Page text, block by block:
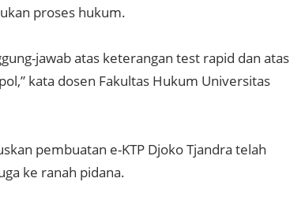
proses hukum.
jawab atas keterangan test rapid dan atas
kata dosen Fakultas Hukum Universitas
pembuatan e-KTP Djoko Tjandra telah
ke ranah pidana.